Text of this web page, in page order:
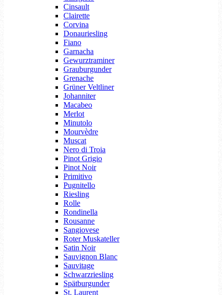
Cinsault
Clairette
Corvina
Donauriesling
Fiano
Garnacha
Gewurztraminer
Grauburgunder
Grenache
Grüner Veltliner
Johanniter
Macabeo
Merlot
Minutolo
Mourvèdre
Muscat
Nero di Troia
Pinot Grigio
Pinot Noir
Primitivo
Pugnitello
Riesling
Rolle
Rondinella
Rousanne
Sangiovese
Roter Muskateller
Satin Noir
Sauvignon Blanc
Sauvitage
Schwarzriesling
Spätburgunder
St. Laurent